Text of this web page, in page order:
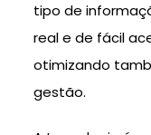
tipo de
real e de fácil
otimizando
gestão.